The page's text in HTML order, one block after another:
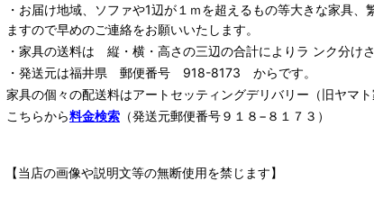
・お届け地域、ソファや1辺が１ｍを超えるもの等大きな家具
ますので早めのご連絡をお願いいたします。
・家具の送料は 縦・横・高さの三辺の合計によりラ ンク分けさ
・発送元は福井県 郵便番号 918-8173 からです。
家具の個々の配送料はアートセッティングデリバリー （旧ヤマ
こちらから料金検索 （発送元郵便番号９１８−８１７３）
【当店の画像や説明文等の無断使用を禁じます】